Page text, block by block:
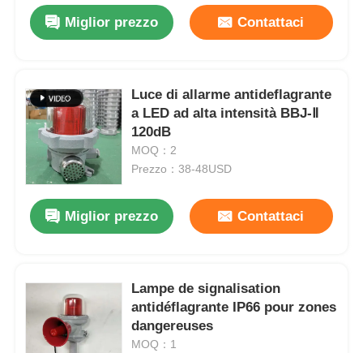
Fatory Tour
Controllo di qualità
Contattaci
Luce protetta contro le esplosioni dell'allarme
ventilatore antideflagrante
Miglior prezzo Contattaci
Luce di allarme antideflagrante
a LED ad alta intensità BBJ-Ⅱ
120dB
MOQ：2
Prezzo：38-48USD
Miglior prezzo Contattaci
Lampe de signalisation
antidéflagrante IP66 pour zones
dangereuses
MOQ：1